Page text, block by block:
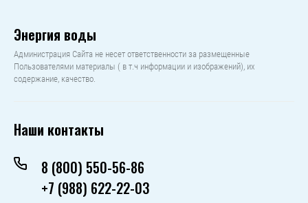
Энергия воды
Администрация Сайта не несет ответственности за размещенные
Пользователями материалы ( в т.ч информации и изображений), их
содержание, качество.
Наши контакты
8 (800) 550-56-86
+7 (988) 622-22-03